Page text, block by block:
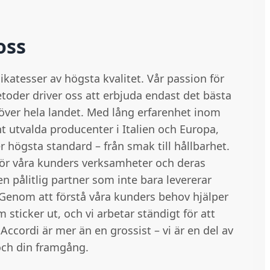
av högsta kvalitet. Vår passion för
driver oss att erbjuda endast det bästa
hela landet. Med lång erfarenhet inom
utvalda producenter i Italien och Europa,
högsta standard – från smak till hållbarhet.
våra kunders verksamheter och deras
pålitlig partner som inte bara levererar
att förstå våra kunders behov hjälper
sticker ut, och vi arbetar ständigt för att
är mer än en grossist – vi är en del av
din framgång.